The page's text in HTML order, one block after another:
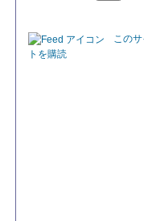
このサ
トを購読